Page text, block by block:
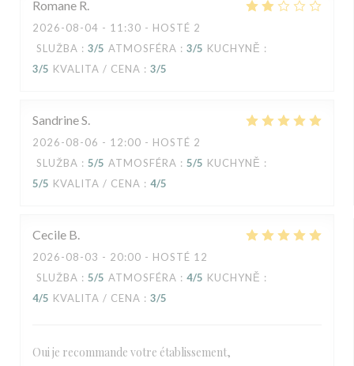
Romane R
2026-08-04 - 11:30 - HOSTÉ 2
SLUŽBA : 3/5 ATMOSFÉRA : 3/5 KUCHYNĚ :
3/5 KVALITA / CENA : 3/5
SandrineS
2026-08-06 - 12:00 - HOSTÉ 2
SLUŽBA : 5/5 ATMOSFÉRA : 5/5 KUCHYNĚ :
5/5 KVALITA / CENA : 4/5
Cecile B
2026-08-03 - 20:00 - HOSTÉ 12
SLUŽBA : 5/5 ATMOSFÉRA : 4/5 KUCHYNĚ :
4/5 KVALITA / CENA : 3/5
Oui je recommande votre établissement,